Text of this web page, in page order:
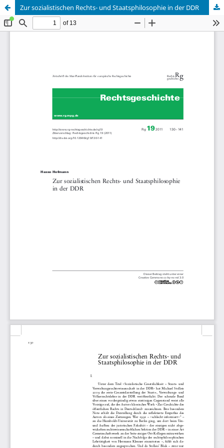
Zur sozialistischen Rechts- und Staatsphilosophie in der DDR